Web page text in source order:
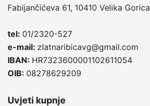
Fabijančićeva 61, 10410 Velika Gorica
tel: 01/2320-527
e-mail: zlatnaribicavg@gmail.com
IBAN: HR7323600001102611054
OIB: 08278629209
Uvjeti kupnje